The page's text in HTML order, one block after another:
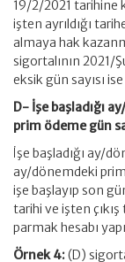
19/2/2021 tarihine
işten ayrıldığı
almaya hak
sigortalının 2021/
eksik gün sayısı
D- İşe başladığı
prim ödeme gün
İşe başladığı ay/
ay/dönemdeki
işe başlayıp son
tarihi ve işten
parmak hesabı
Örnek 4:(D)